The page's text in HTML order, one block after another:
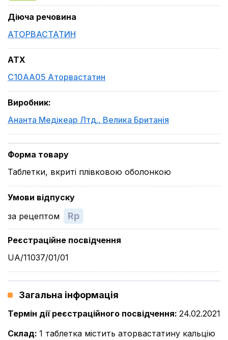
Діюча речовина
АТОРВАСТАТИН
ATX
C10AA05 Аторвастатин
Виробник:
Ананта Медікеар Лтд., Велика Британія
Форма товару
Таблетки, вкриті плівковою оболонкою
Умови відпуску
за рецептом
Rp
Реєстраційне посвідчення
UA/11037/01/01
Загальна інформація
Термін дії реєстраційного посвідчення: 24.02.2021
Склад: 1 таблетка містить аторвастатину кальцію